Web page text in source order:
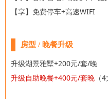
【享】免费停车+高速WIFI
房型 / 晚餐升级
升级湖景雅墅+200元/套/晚
升级自助晚餐+400元/套晚 （